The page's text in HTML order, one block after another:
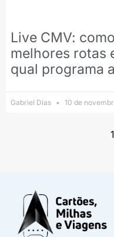
Live CMV:
melhores rotas
qual programa
Gabriel Dias 10 de
1